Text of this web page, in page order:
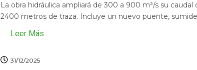
La obra hidráulica ampliará de 300 a 900 m³/s su caudal
2400 metros de traza. Incluye un nuevo puente,
Leer Más
31/12/2025